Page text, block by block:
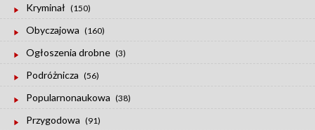
Kryminał (150)
Obyczajowa (160)
Ogłoszenia drobne (3)
Podróżnicza (56)
Popularnonaukowa (38)
Przygodowa (91)